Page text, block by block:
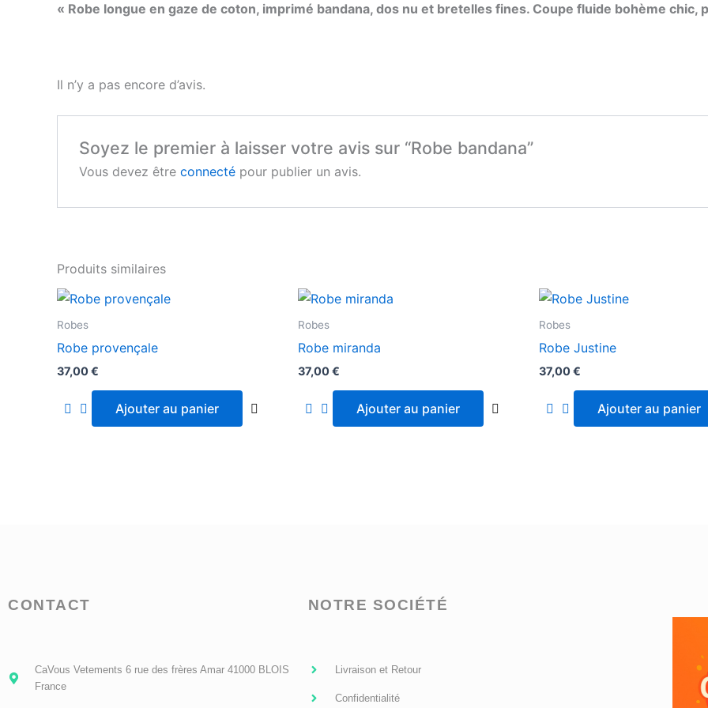
« Robe longue en gaze de coton, imprimé bandana, dos nu et bretelles fines. Coupe fluide bohème chic,
Il n’y a pas encore d’avis.
Soyez le premier à laisser votre avis sur “Robe bandana”
Vous devez être connectépour publier un avis.
Produits similaires
Robes
Robe provençale
37,00€
Ajouter au panier
Robes
Robe miranda
37,00€
Ajouter au panier
Robes
Robe Justine
37,00€
Ajouter au panier
CONTACT
CaVous Vetements 6 rue des frères Amar 41000 BLOIS
France
NOTRE SOCIÉTÉ
Livraison et Retour
Confidentialité